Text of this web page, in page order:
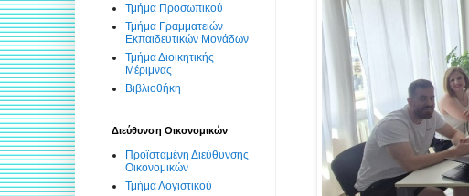
Τμήμα Προσωπικού
Τμήμα Γραμματειών
Εκπαιδευτικών Μονάδων
Τμήμα Διοικητικής
Μέριμνας
Βιβλιοθήκη
Διεύθυνση Οικονομικών
Προϊσταμένη Διεύθυνσης
Οικονομικών
Τμήμα Λογιστικού